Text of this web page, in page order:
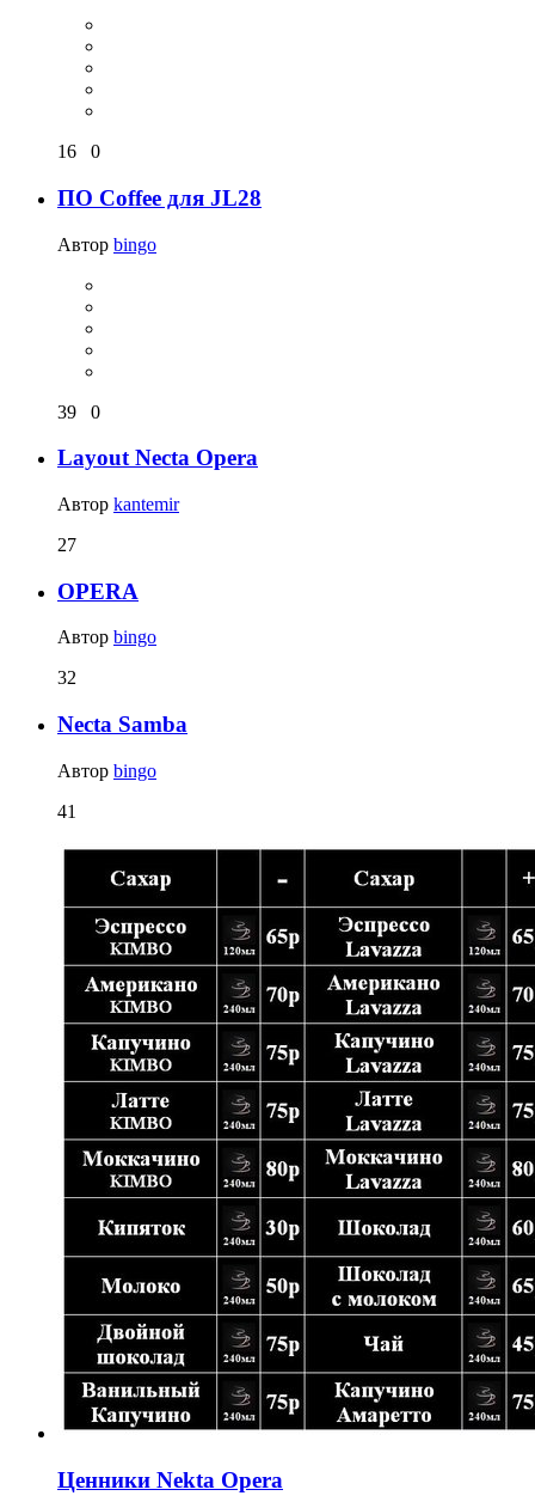
16 0
ПО Coffee для JL28
Автор bingo
39 0
Layout Necta Opera
Автор kantemir
27
OPERA
Автор bingo
32
Necta Samba
Автор bingo
41
Ценники Nekta Opera